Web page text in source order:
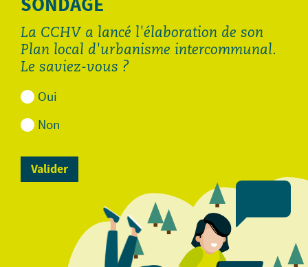
La CCHV a lancé l'élaboration de son
Plan local d'urbanisme intercommunal.
Le saviez-vous ?
Oui
Non